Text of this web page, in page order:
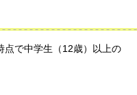
点で中学生（12歳）以上の